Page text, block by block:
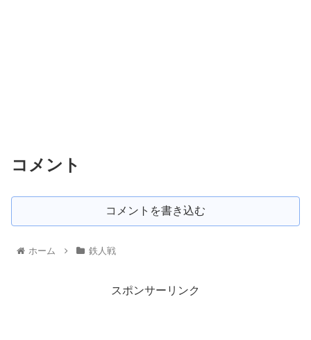
コメント
コメントを書き込む
ホーム 鉄人戦
スポンサーリンク